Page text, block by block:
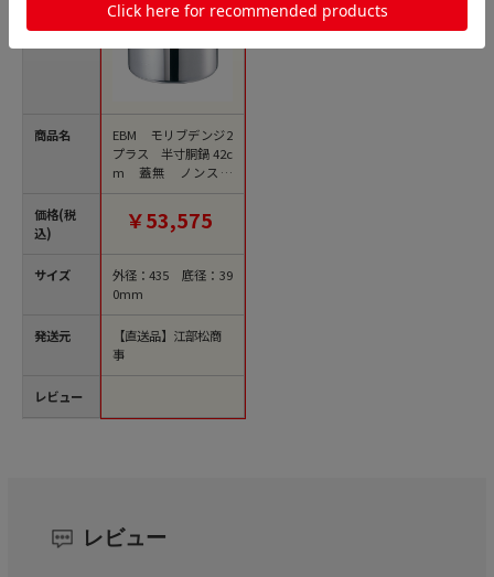
商品名
価格(税
込)
サイズ
発送元
レビュー
EBM モリブデンジ2
プラス 半寸胴鍋 42c
m 蓋無 ノンステ
ィック 1個（ご注文単
位1個）【直送品】
￥53,575
外径：435 底径：39
0mm
【直送品】江部松商
事
レビュー